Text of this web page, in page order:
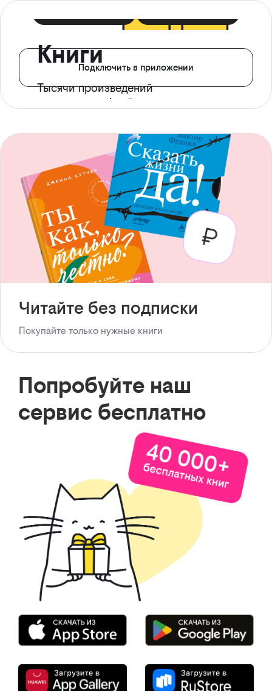
Книги
Тысячи произведений
с доступом офлайн
Подключить в приложении
Читайте без подписки
Покупайте только нужные книги
Попробуйте наш
сервис бесплатно